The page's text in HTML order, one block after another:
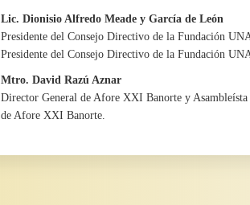
Lic. Dionisio Alfredo Meade y García de León
Presidente del Consejo Directivo de la Fundación
Presidente del Consejo Directivo de la Fundación
Mtro. David Razú Aznar
Director General de Afore XXI Banorte y
de Afore XXI Banorte.